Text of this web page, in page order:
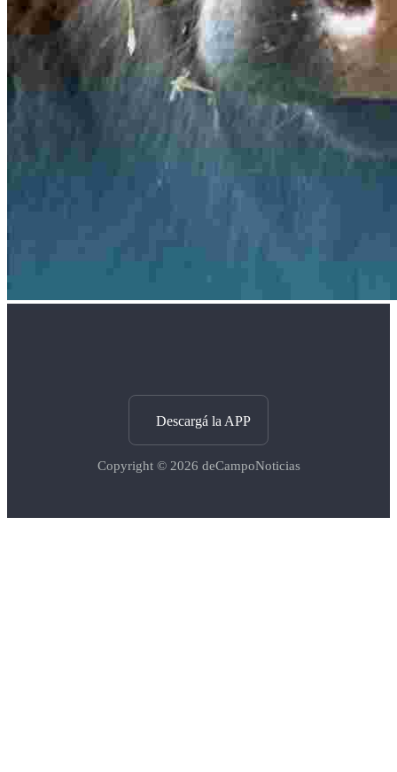
Descargá la APP
Copyright © 2026 deCampoNoticias